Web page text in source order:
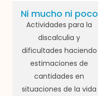
Ni mucho ni poco
Actividades para la
discalculia y
dificultades haciendo
estimaciones de
cantidades en
situaciones de la vida